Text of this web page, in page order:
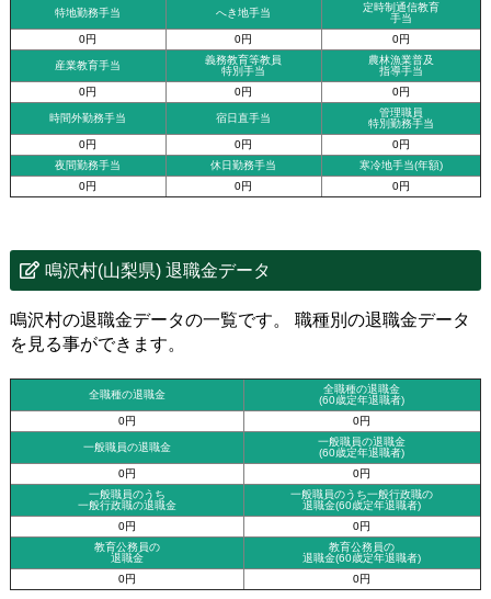
特地勤務手当 へき地手当
定時制通信教育
手当
0円
0円 0円
産業教育手当
義務教育等教員
特別手当
農林漁業普及
指導手当
0円
0円 0円
時間外勤務手当 宿日直手当
管理職員
特別勤務手当
0円
0円
0円
夜間勤務手当
休日勤務手当
寒冷地手当(年額)
0円
0円 0円
鳴沢村(山梨県) 退職金データ
鳴沢村の退職金データの一覧です。 職種別の退職金データ
を見る事ができます。
全職種の退職金
全職種の退職金
(60歳定年退職者)
0円
0円
一般職員の退職金
一般職員の退職金
(60歳定年退職者)
0円
0円
一般職員のうち
一般行政職の退職金
一般職員のうち一般行政職の
退職金(60歳定年退職者)
0円
0円
教育公務員の
退職金
教育公務員の
退職金(60歳定年退職者)
0円
0円